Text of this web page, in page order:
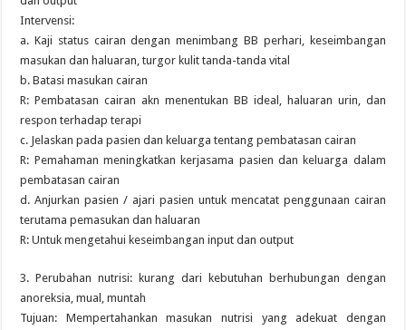
Intervensi:
a. Kaji status cairan dengan menimbang BB perhari, keseimbangan
masukan dan haluaran, turgor kulit tanda-tanda vital
b. Batasi masukan cairan
R: Pembatasan cairan akn menentukan BB ideal, haluaran urin, dan
respon terhadap terapi
c. Jelaskan pada pasien dan keluarga tentang pembatasan cairan
R: Pemahaman meningkatkan kerjasama pasien dan keluarga dalam
pembatasan cairan
d. Anjurkan pasien / ajari pasien untuk mencatat penggunaan cairan
terutama pemasukan dan haluaran
R: Untuk mengetahui keseimbangan input dan output
3. Perubahan nutrisi: kurang dari kebutuhan berhubungan dengan
anoreksia, mual, muntah
Tujuan: Mempertahankan masukan nutrisi yang adekuat dengan